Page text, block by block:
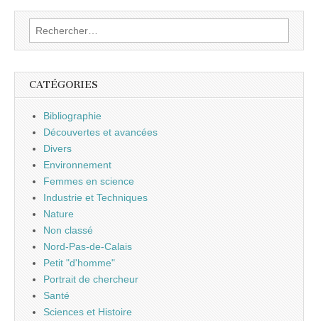
Rechercher :
CATÉGORIES
Bibliographie
Découvertes et avancées
Divers
Environnement
Femmes en science
Industrie et Techniques
Nature
Non classé
Nord-Pas-de-Calais
Petit "d'homme"
Portrait de chercheur
Santé
Sciences et Histoire